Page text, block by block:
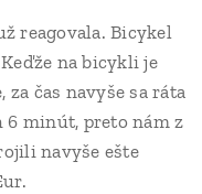
reagovala. Bicykel
na bicykli je
čas navyše sa ráta
6 minút, preto nám z
navyše ešte